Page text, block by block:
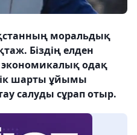
моральдық
Біздің елден
одақ
шарты ұйымы
салуды сұрап отыр.